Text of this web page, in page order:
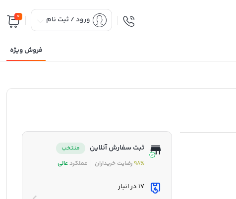
ورود / ثبت نام 0
فروش ویژه
ثبت سفارش آنلاین
منتخب
98%رضایت خریداران عملکردعالی
17 در انبار